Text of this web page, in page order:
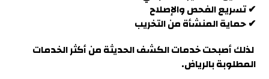
✔ تسريع الفحص والإصلاح
✔ حماية المنشأة من التخريب
لذلك أصبحت خدمات الكشف الحديثة من أكثر الخدمات
المطلوبة بالرياض.